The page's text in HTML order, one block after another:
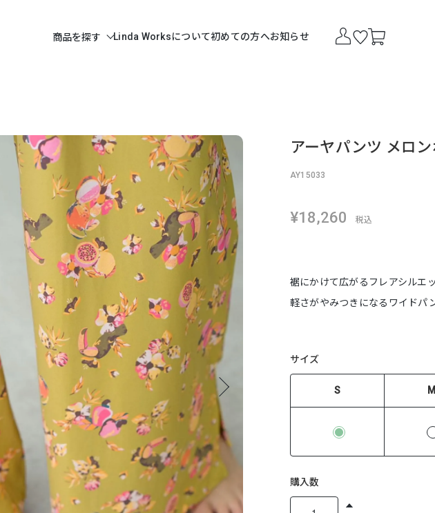
商品を探す Linda Worksについて初めての方へお知らせ
アーヤパンツ メロ
AY15033
¥18,260 税込
裾にかけて広がるフレアシルエ
軽さがやみつきになるワイドパ
サイズ
S M
購入数